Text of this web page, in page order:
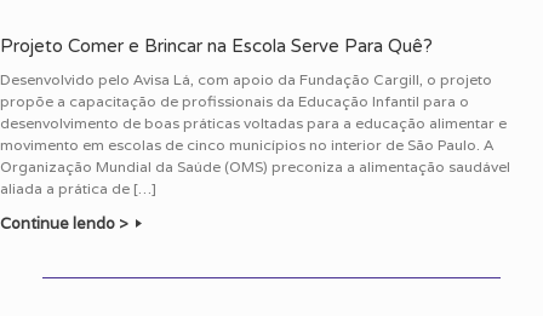
Projeto Comer e Brincar na Escola Serve Para Quê?
Desenvolvido pelo Avisa Lá, com apoio da Fundação Cargill, o projeto
propõe a capacitação de profissionais da Educação Infantil para o
desenvolvimento de boas práticas voltadas para a educação alimentar e
movimento em escolas de cinco municípios no interior de São Paulo. A
Organização Mundial da Saúde (OMS) preconiza a alimentação saudável
aliada a prática de […]
Continue lendo >